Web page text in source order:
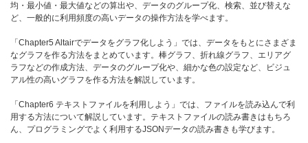
均・最小値・最大値などの算出や、データのグループ化、検索、並び替えな
ど、一般的に利用頻度の高いデータの操作方法を学べます。
「Chapter5 Altairでデータをグラフ化しよう」では、データをもとにさまざま
なグラフを作る方法をまとめています。棒グラフ、折れ線グラフ、エリアグ
ラフなどの作成方法、データのグループ化や、細かな色の設定など、ビジュ
アル性の高いグラフを作る方法を解説しています。
「Chapter6 テキストファイルを利用しよう」では、ファイルを読み込んで利
用する方法について解説しています。テキストファイルの読み書きはもちろ
ん、プログラミングでよく利用するJSONデータの読み書きも学びます。